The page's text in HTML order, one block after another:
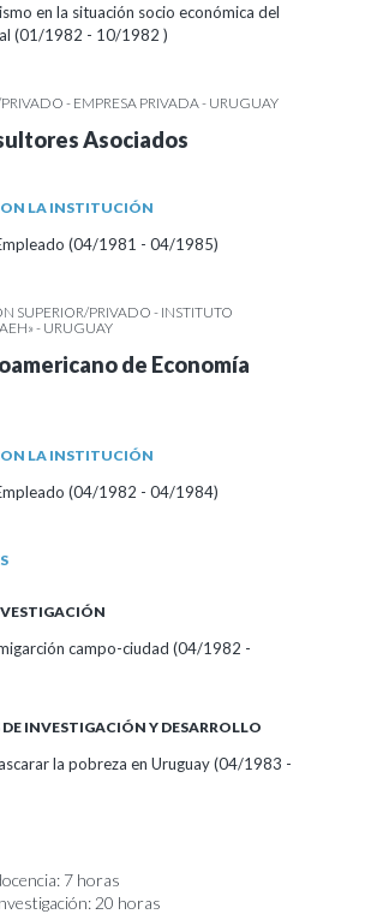
en la situación socio económica del
(01/1982 - 10/1982 )
- EMPRESA PRIVADA - URUGUAY
Asociados
LA INSTITUCIÓN
(04/1981 - 04/1985)
SUPERIOR/PRIVADO - INSTITUTO
- URUGUAY
de Economía
LA INSTITUCIÓN
(04/1982 - 04/1984)
campo-ciudad (04/1982 -
INVESTIGACIÓN Y DESARROLLO
la pobreza en Uruguay (04/1983 -
7 horas
20 horas